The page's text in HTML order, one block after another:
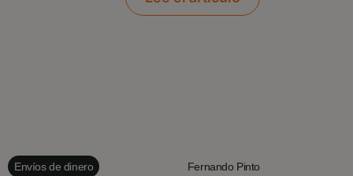
Envíos de dinero Fernando Pinto